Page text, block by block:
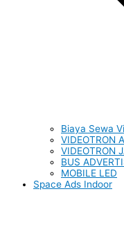
Biaya Sewa
VIDEOTRON
VIDEOTRON
BUS
MOBILE LED
Space Ads Indoor